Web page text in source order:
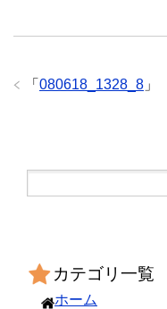
「 080618_1328_8 」
カテゴリ一覧
ホーム